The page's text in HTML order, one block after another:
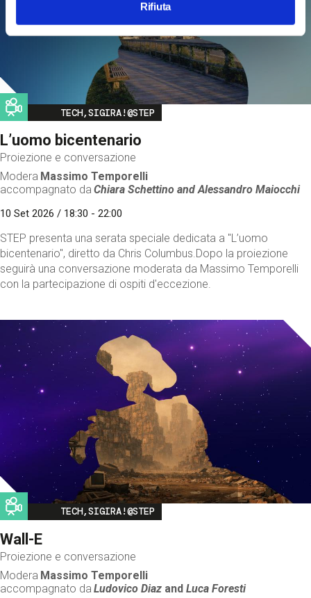
Rifiuta
Image
TECH,SIGIRA!@STEP
L’uomo bicentenario
Proiezione e conversazione
Modera Massimo Temporelli
accompagnato da Chiara Schettino andAlessandro Maiocchi
10 Set 2026 / 18:30 - 22:00
STEP presenta una serata speciale dedicata a "L’uomo
bicentenario", diretto da Chris Columbus.Dopo la proiezione
seguirà una conversazione moderata da Massimo Temporelli
con la partecipazione di ospiti d'eccezione.
Image
TECH,SIGIRA!@STEP
Wall-E
Proiezione e conversazione
Modera Massimo Temporelli
accompagnato da Ludovico Diaz andLuca Foresti